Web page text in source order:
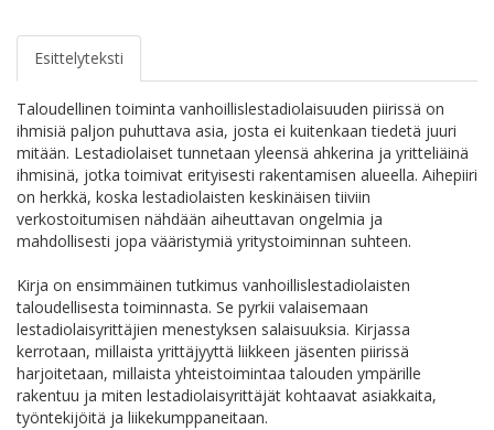
Esittelyteksti
Taloudellinen toiminta vanhoillislestadiolaisuuden piirissä on
ihmisiä paljon puhuttava asia, josta ei kuitenkaan tiedetä juuri
mitään. Lestadiolaiset tunnetaan yleensä ahkerina ja yritteliäinä
ihmisinä, jotka toimivat erityisesti rakentamisen alueella. Aihepiiri
on herkkä, koska lestadiolaisten keskinäisen tiiviin
verkostoitumisen nähdään aiheuttavan ongelmia ja
mahdollisesti jopa vääristymiä yritystoiminnan suhteen.
Kirja on ensimmäinen tutkimus vanhoillislestadiolaisten
taloudellisesta toiminnasta. Se pyrkii valaisemaan
lestadiolaisyrittäjien menestyksen salaisuuksia. Kirjassa
kerrotaan, millaista yrittäjyyttä liikkeen jäsenten piirissä
harjoitetaan, millaista yhteistoimintaa talouden ympärille
rakentuu ja miten lestadiolaisyrittäjät kohtaavat asiakkaita,
työntekijöitä ja liikekumppaneitaan.